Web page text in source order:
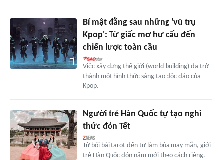
Bí mật đằng sau những 'vũ trụ
Kpop': Từ giấc mơ hư cấu đến
chiến lược toàn cầu
Việc xây dựng thế giới (world-building) đã trở
thành một hình thức sáng tạo độc đáo của
Kpop.
Người trẻ Hàn Quốc tự tạo nghi
thức đón Tết
Từ bói bài tarot đến tự làm bùa may mắn, giới
trẻ Hàn Quốc đón năm mới theo cách riêng.